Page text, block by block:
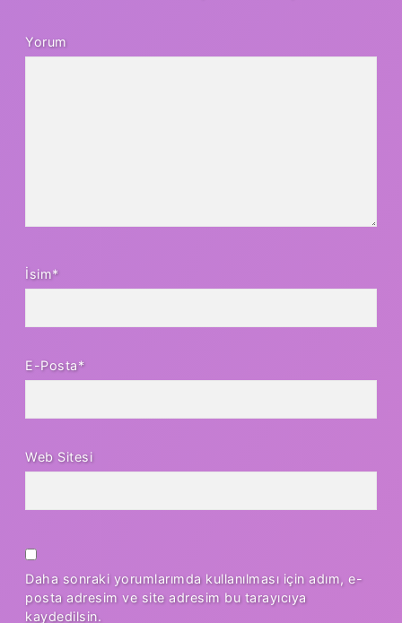
Yorum
İsim*
E-Posta*
Web Sitesi
Daha sonraki yorumlarımda kullanılması için adım, e-
posta adresim ve site adresim bu tarayıcıya
kaydedilsin.